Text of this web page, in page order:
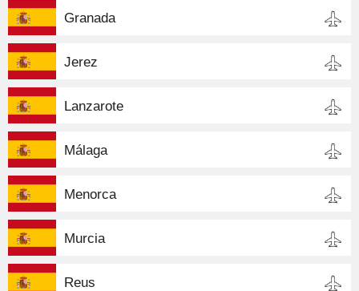
Granada
Jerez
Lanzarote
Málaga
Menorca
Murcia
Reus